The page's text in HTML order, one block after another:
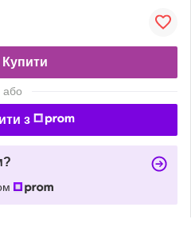
Купити
або
з